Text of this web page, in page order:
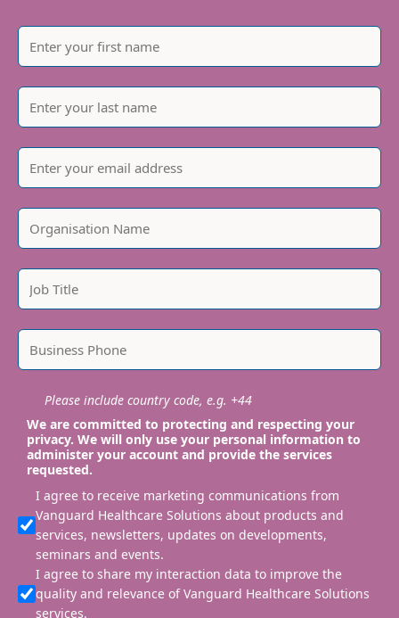
Please include country code, e.g. +44
We are committed to protecting and respecting your
privacy. We will only use your personal information to
administer your account and provide the services
requested.
I agree to receive marketing communications from
Vanguard Healthcare Solutions about products and
services, newsletters, updates on developments,
seminars and events.
I agree to share my interaction data to improve the
quality and relevance of Vanguard Healthcare Solutions
services.